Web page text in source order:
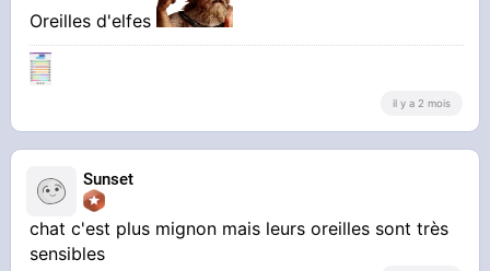
Oreilles d'elfes
il y a 2 mois
Sunset
chat c'est plus mignon mais leurs oreilles sont très
sensibles